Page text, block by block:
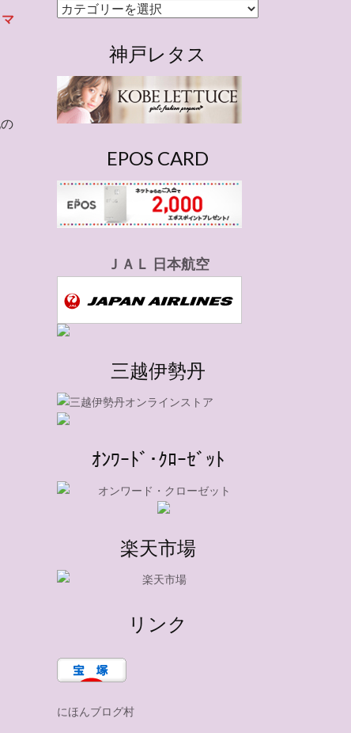
マ
カ
ー
神戸レタス
EPOS CARD
ＪＡＬ 日本航空
三越伊勢丹
ｵﾝﾜｰﾄﾞ･ｸﾛｰｾﾞｯﾄ
楽天市場
リンク
にほんブログ村